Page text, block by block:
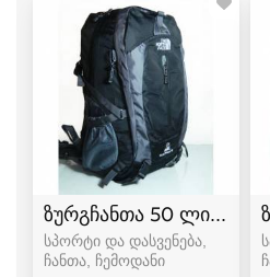
ზურგჩანთა 50
სპორტი და დასვენება,
ჩანთა, ჩემოდანი